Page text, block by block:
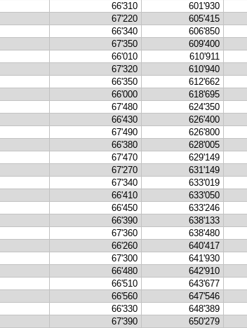
66'310 601'930
67'220 605'415
66'340 606'850
67'350 609'400
66'010 610'911
67'320 610'940
66'350 612'662
66'000 618'695
67'480 624'350
66'430 626'400
67'490 626'800
66'380 628'005
67'470 629'149
67'270 631'149
67'340 633'019
66'410 633'050
66'450 633'246
66'390 638'133
67'360 638'480
66'260 640'417
67'300 641'930
66'480 642'910
66'510 643'677
66'560 647'546
66'330 648'389
67'390 650'279